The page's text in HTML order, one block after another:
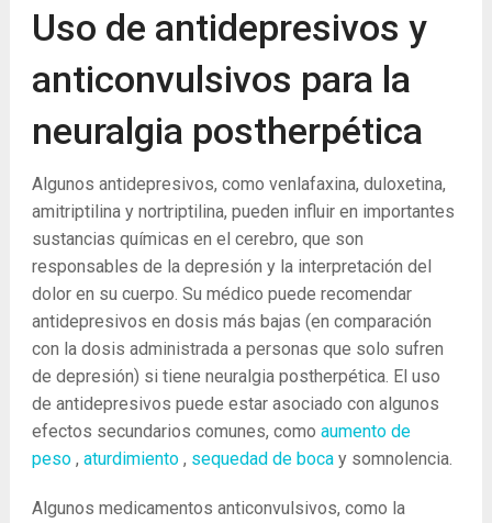
Uso de antidepresivos y
anticonvulsivos para la
neuralgia postherpética
Algunos antidepresivos, como venlafaxina, duloxetina,
amitriptilina y nortriptilina, pueden influir en importantes
sustancias químicas en el cerebro, que son
responsables de la depresión y la interpretación del
dolor en su cuerpo. Su médico puede recomendar
antidepresivos en dosis más bajas (en comparación
con la dosis administrada a personas que solo sufren
de depresión) si tiene neuralgia postherpética. El uso
de antidepresivos puede estar asociado con algunos
efectos secundarios comunes, como aumento de
peso, aturdimiento, sequedad de bocay somnolencia.
Algunos medicamentos anticonvulsivos, como la